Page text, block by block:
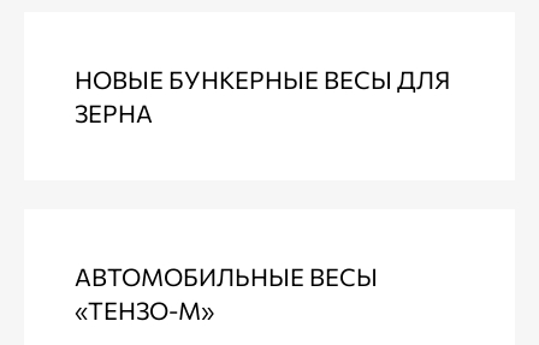
НОВЫЕ БУНКЕРНЫЕ ВЕСЫ ДЛЯ
ЗЕРНА
АВТОМОБИЛЬНЫЕ ВЕСЫ
«ТЕНЗО-М»